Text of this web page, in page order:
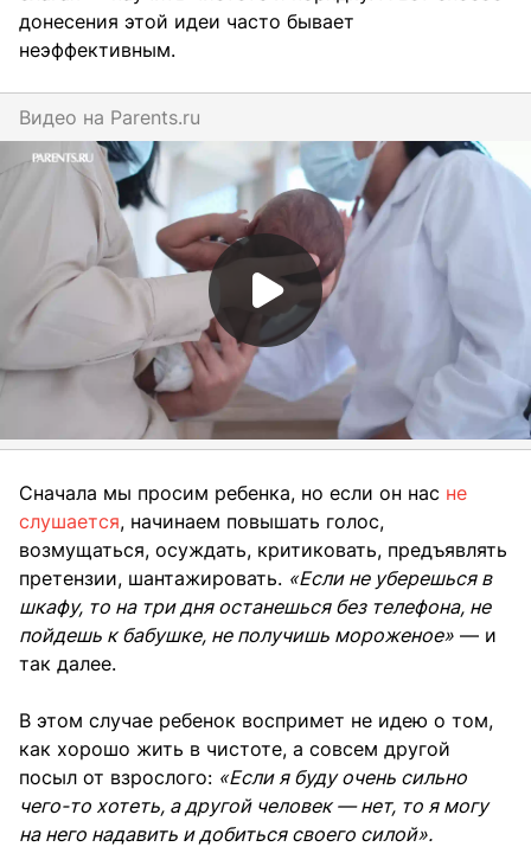
донесения этой идеи часто бывает
неэффективным.
Видео на parents.ru
Сначала мы просим ребенка, но если он нас не
слушается, начинаем повышать голос,
возмущаться, осуждать, критиковать, предъявлять
претензии, шантажировать. «Если не уберешься в
шкафу, то на три дня останешься без телефона, не
пойдешь к бабушке, не получишь мороженое» — и
так далее.
В этом случае ребенок воспримет не идею о том,
как хорошо жить в чистоте, а совсем другой
посыл от взрослого: «Если я буду очень сильно
чего-то хотеть, а другой человек — нет, то я могу
на него надавить и добиться своего силой».